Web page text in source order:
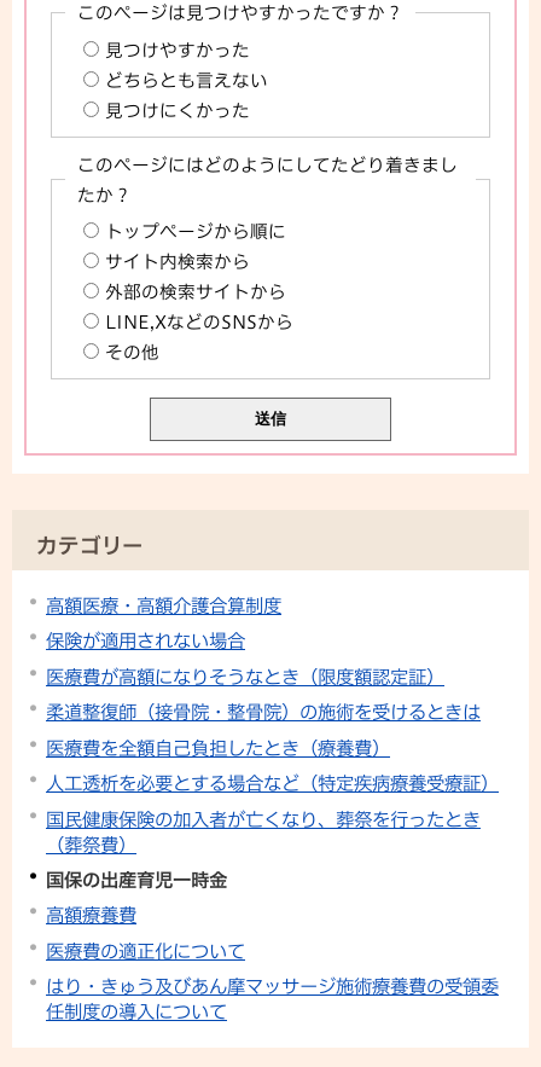
このページは見つけやすかったですか？
見つけやすかった
どちらとも言えない
見つけにくかった
このページにはどのようにしてたどり着きまし
たか？
トップページから順に
サイト内検索から
外部の検索サイトから
LINE,XなどのSNSから
その他
カテゴリー
高額医療・高額介護合算制度
保険が適用されない場合
医療費が高額になりそうなとき（限度額認定証）
柔道整復師（接骨院・整骨院）の施術を受けるときは
医療費を全額自己負担したとき（療養費）
人工透析を必要とする場合など（特定疾病療養受療証）
国民健康保険の加入者が亡くなり、葬祭を行ったとき
（葬祭費）
国保の出産育児一時金
高額療養費
医療費の適正化について
はり・きゅう及びあん摩マッサージ施術療養費の受領委
任制度の導入について